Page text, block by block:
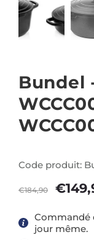
Bundel
Code produit:
€184,90
Commandé
jour même.